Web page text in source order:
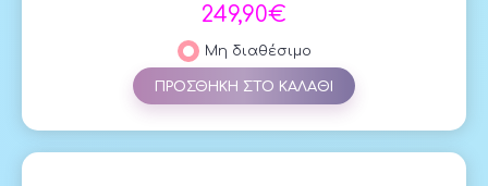
249,90€
Μη διαθέσιμο
ΠΡΟΣΘΗΚΗ ΣΤΟ ΚΑΛΑΘΙ